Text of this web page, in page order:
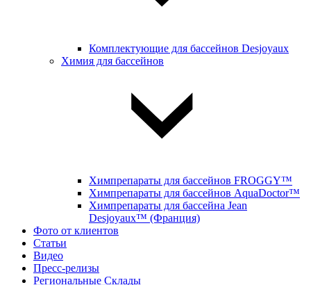
Комплектующие для бассейнов Desjoyaux
Химия для бассейнов
Химпрепараты для бассейнов FROGGY™
Химпрепараты для бассейнов AquaDoctor™
Химпрепараты для бассейна Jean
Desjoyaux™ (Франция)
Фото от клиентов
Статьи
Видео
Пресс-релизы
Региональные Склады